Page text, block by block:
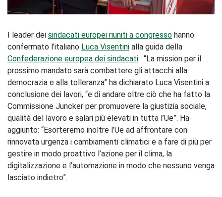
I leader dei sindacati europei riuniti a congresso hanno
confermato l’italiano Luca Visentini alla guida della
Confederazione europea dei sindacati. “La mission per il
prossimo mandato sarà combattere gli attacchi alla
democrazia e alla tolleranza” ha dichiarato Luca Visentini a
conclusione dei lavori, “e di andare oltre ciò che ha fatto la
Commissione Juncker per promuovere la giustizia sociale,
qualità del lavoro e salari più elevati in tutta l’Ue”. Ha
aggiunto: “Esorteremo inoltre l’Ue ad affrontare con
rinnovata urgenza i cambiamenti climatici e a fare di più per
gestire in modo proattivo l’azione per il clima, la
digitalizzazione e l’automazione in modo che nessuno venga
lasciato indietro”.